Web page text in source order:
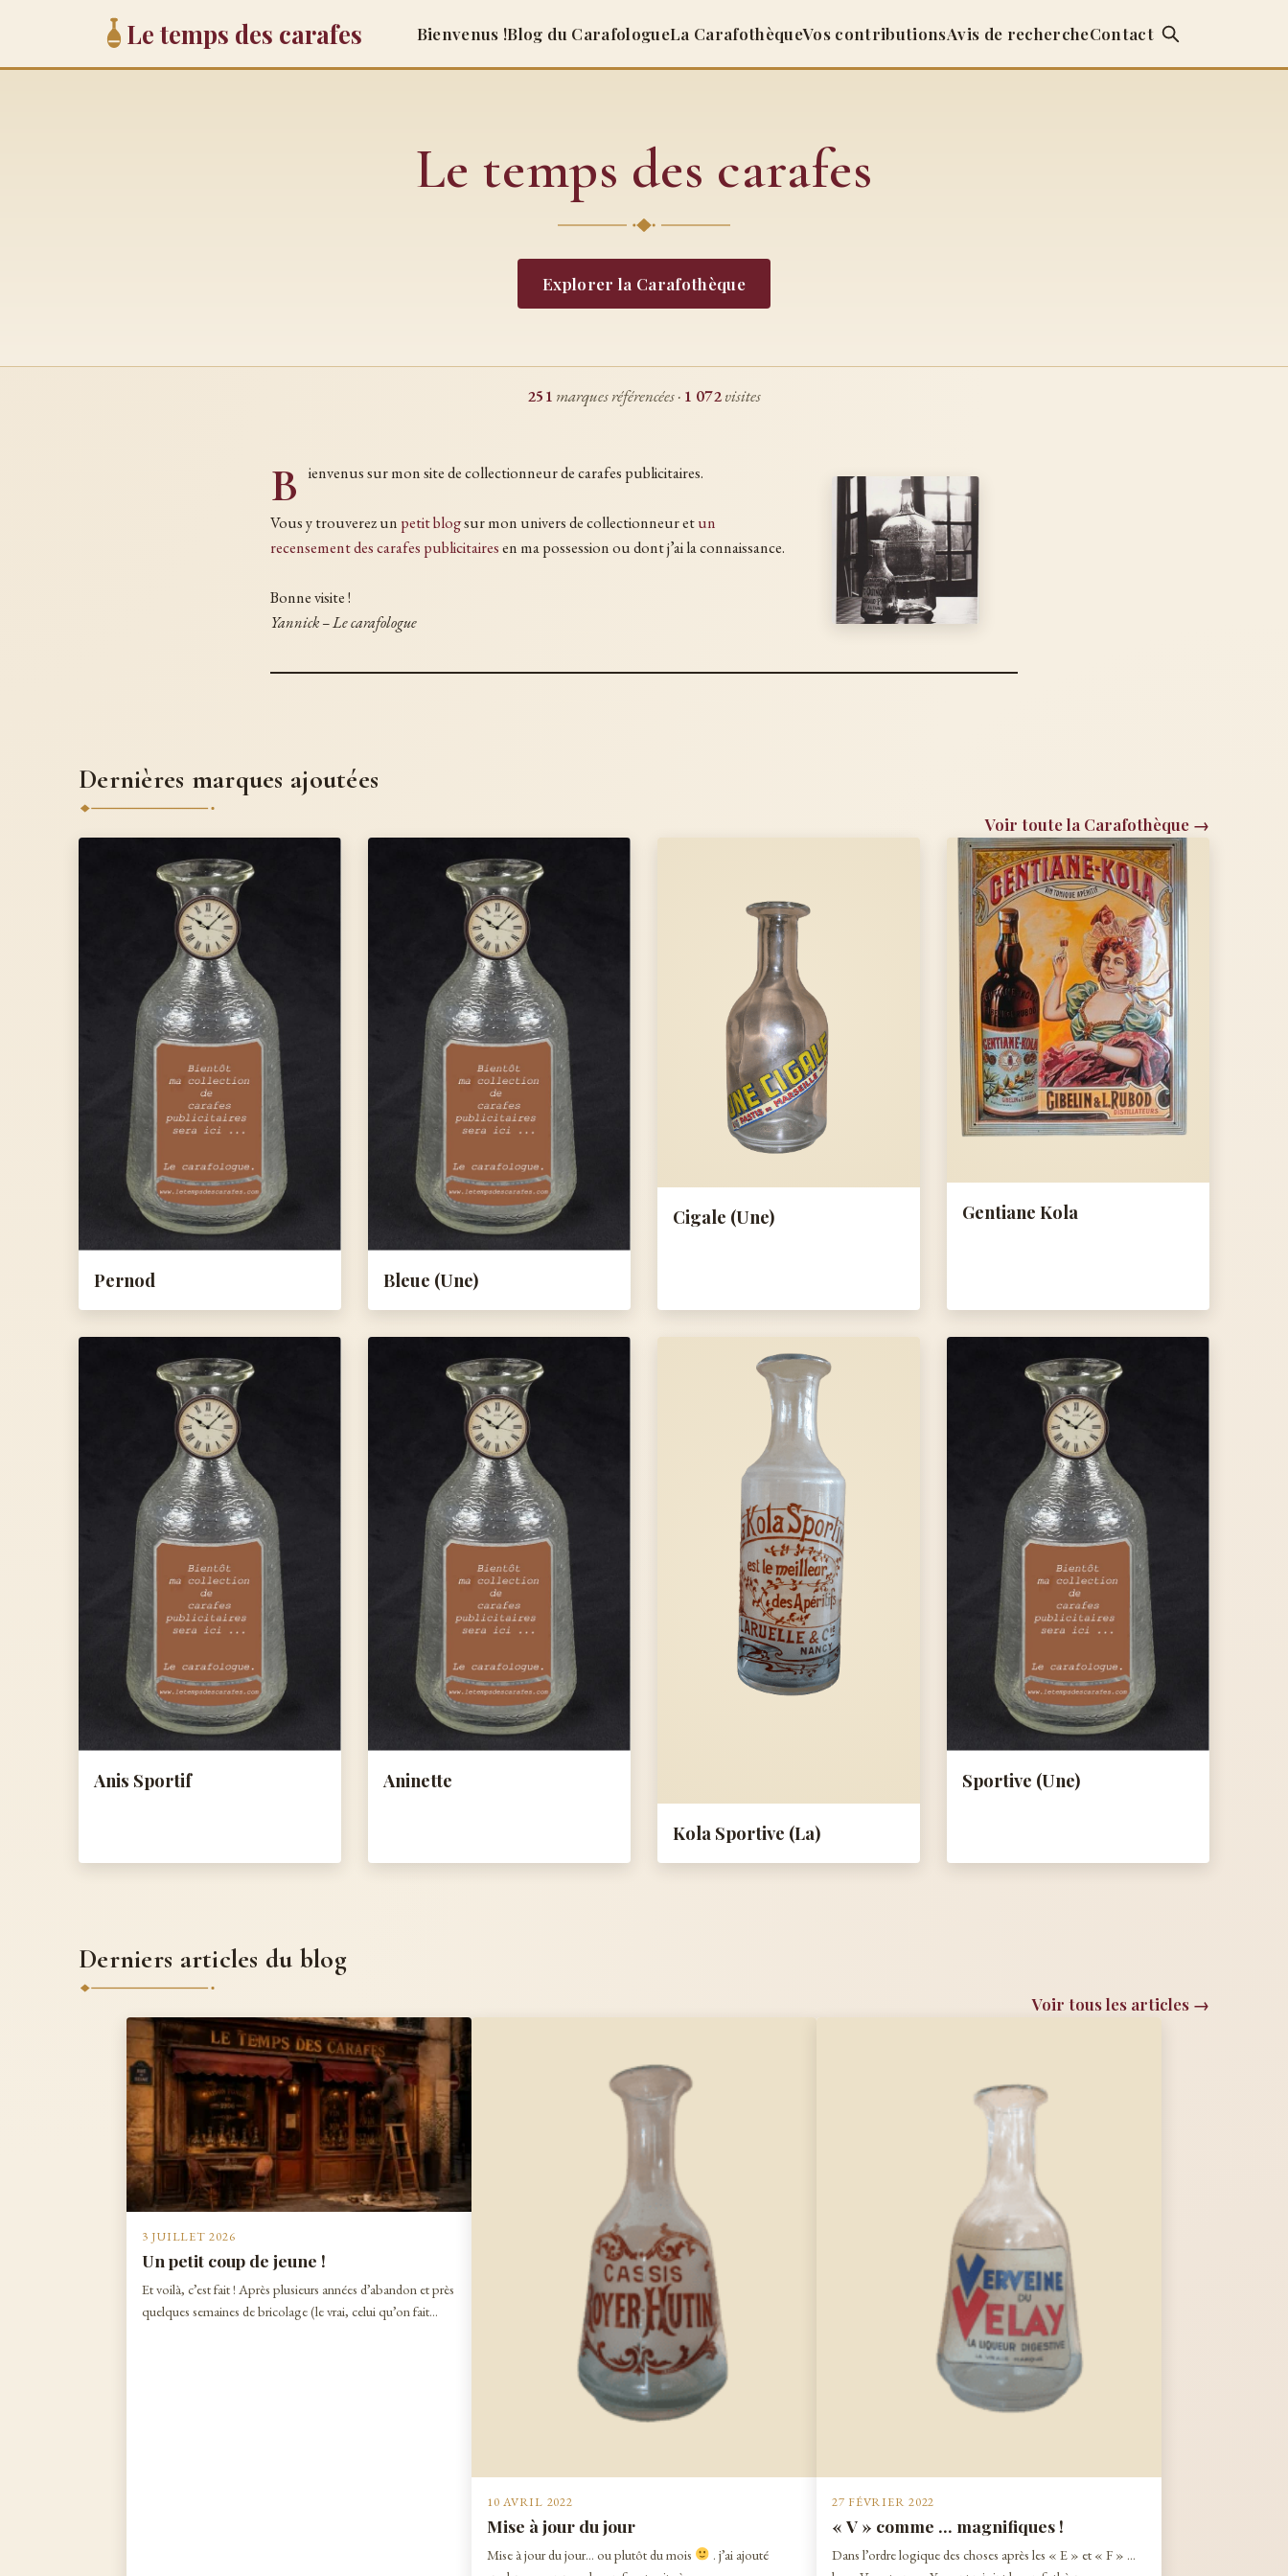
Le temps des carafes Bienvenus !Blog du CarafologueLa CarafothèqueVos contributionsAvis de rechercheContact
Le temps des carafes
Explorer la Carafothèque
251 marques référencées · 1 072visites
B ienvenus sur mon site de collectionneur de carafes publicitaires.
Vous y trouverez un petit blogsur mon univers de collectionneur etun
recensement des carafes publicitairesen ma possession ou dont j’ai la connaissance.
Bonne visite !
Yannick – Le carafologue
Dernières marques ajoutées
Voir toute la Carafothèque →
Pernod Bleue (Une)
Cigale (Une) Gentiane Kola
Anis Sportif Aninette
Kola Sportive (La)
Sportive (Une)
Derniers articles du blog
Voir tous les articles →
3 JUILLET 2026
Un petit coup de jeune !
Et voilà, c’est fait ! Après plusieurs années d’abandon et près
quelques semaines de bricolage (le vrai, celui qu’on fait…
10 AVRIL 2022
Mise à jour du jour
Mise à jour du jour… ou plutôt du mois
. j’ai ajouté
27 FÉVRIER 2022
« V » comme … magnifiques !
Dans l’ordre logique des choses après les « E » et « F » …